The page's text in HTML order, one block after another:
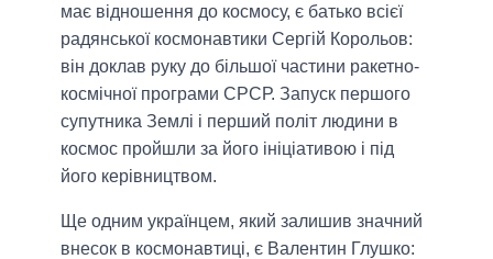
має відношення до космосу, є батько всієї
радянської космонавтики Сергій Корольов:
він доклав руку до більшої частини ракетно-
космічної програми СРСР. Запуск першого
супутника Землі і перший політ людини в
космос пройшли за його ініціативою і під
його керівництвом.
Ще одним українцем, який залишив значний
внесок в космонавтиці, є Валентин Глушко: